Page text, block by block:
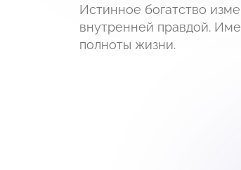
Истинное богатство
внутренней правдой.
полноты жизни.